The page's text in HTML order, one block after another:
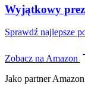
Wyjątkowy
Sprawdź najlepsze
Zobacz na Amazon
Jako partner